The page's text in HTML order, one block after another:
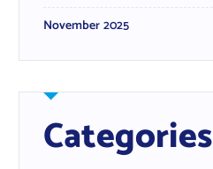
November 2025
Categories